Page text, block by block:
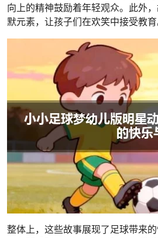
向上的精神鼓励着年轻观众。此外
默元素，让孩子们在欢笑中接受教育
整体上，这些故事展现了足球带来